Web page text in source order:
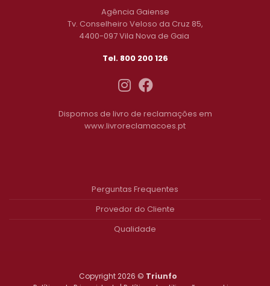
Agência Gaiense
Tv. Conselheiro Veloso da Cruz 85,
4400-097 Vila Nova de Gaia
Tel. 800 200 126
Dispomos de livro de reclamações em
www.livroreclamacoes.pt
Perguntas Frequentes
Provedor do Cliente
Qualidade
Copyright 2026 © Triunfo